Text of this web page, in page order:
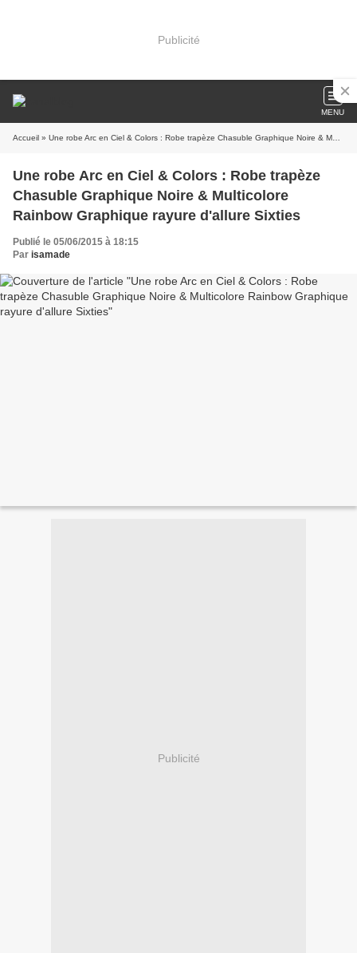
Publicité
MENU
Accueil » Une robe Arc en Ciel & Colors : Robe trapèze Chasuble Graphique Noire & Multicolore Rainbow Graphique rayure d'allure Sixties
Une robe Arc en Ciel & Colors : Robe trapèze
Chasuble Graphique Noire & Multicolore
Rainbow Graphique rayure d'allure Sixties
Publié le 05/06/2015 à 18:15
Par isamade
Publicité